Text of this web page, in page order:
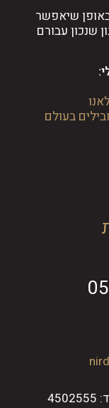
שיאפשר
שנכון עבורם
בעולם